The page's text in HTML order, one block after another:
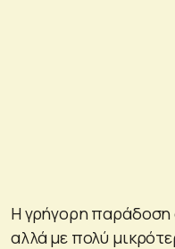
Η γρήγορη παράδοση
αλλά με πολύ